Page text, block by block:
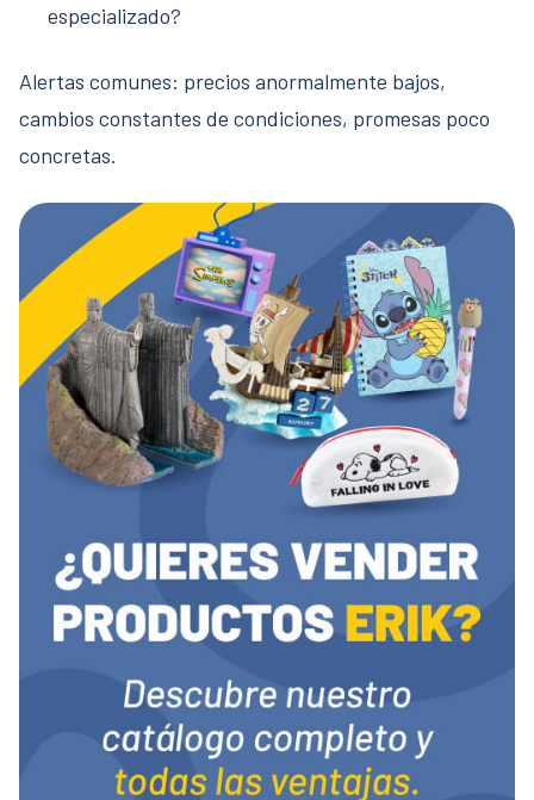
especializado?
Alertas comunes: precios anormalmente bajos,
cambios constantes de condiciones, promesas poco
concretas.